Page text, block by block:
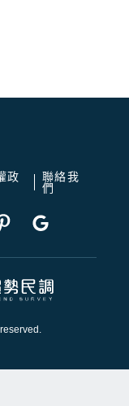
政
聯絡我
們